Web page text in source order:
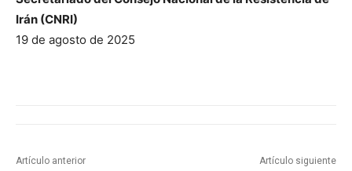
Irán (CNRI)
19 de agosto de 2025
Artículo anterior Artículo siguiente